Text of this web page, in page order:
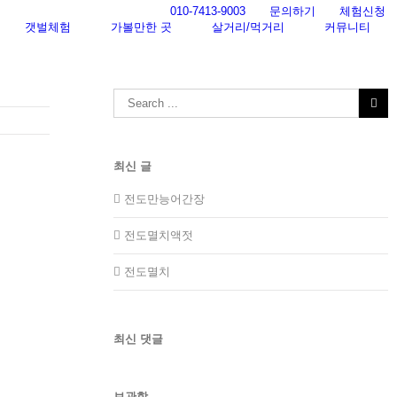
010-7413-9003 문의하기
체험신청
갯벌체험
가볼만한 곳 살거리/먹거리 커뮤니티
Search
for:
최신 글
전도만능어간장
전도멸치액젓
전도멸치
최신 댓글